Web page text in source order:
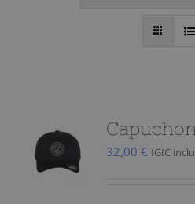
Capuchon
32,00 € IGIC